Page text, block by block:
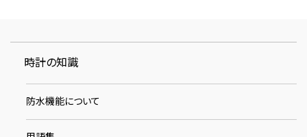
時計の知識
防水機能について